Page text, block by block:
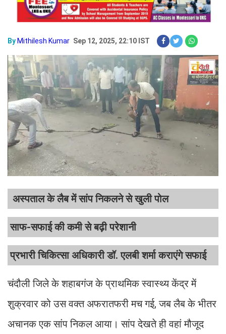
By Mithilesh Kumar Sep 12, 2025, 22:10 IST
अस्पताल के लैब में सांप निकलने से खुली पोल
साफ-सफाई की कमी से बढ़ी परेशानी
प्रभारी चिकित्सा अधिकारी डॉ. एलबी शर्मा कराएंगे सफाई
चंदौली जिले के शहाबगंज के प्राथमिक स्वास्थ्य केंद्र में
शुक्रवार को उस वक्त अफरातफरी मच गई, जब लैब के भीतर
अचानक एक सांप निकल आया। सांप देखते ही वहां मौजूद